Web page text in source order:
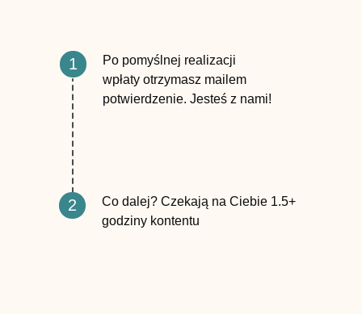
Po pomyślnej realizacji
wpłaty otrzymasz mailem
potwierdzenie. Jesteś z nami!
1
Co dalej? Czekają na Ciebie 1.5+
godziny kontentu
2